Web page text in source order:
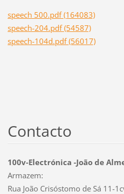
speech 500.pdf (164083)
speech-204.pdf (54587)
speech-104d.pdf (56017)
Contacto
100v-Electrónica -João de
Armazem:
Rua João Crisóstomo de Sá 11-